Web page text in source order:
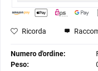
Ricorda
Numero d'ordine:
Peso: